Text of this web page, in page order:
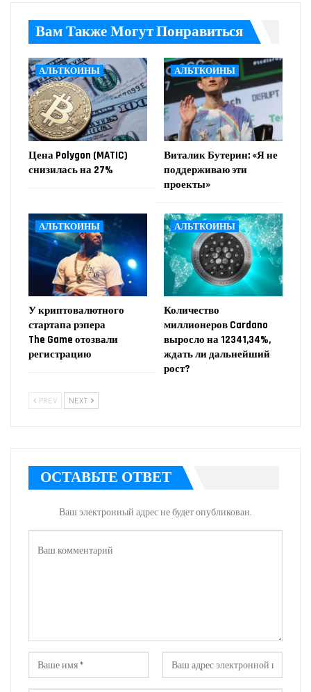
Вам Также Могут Понравиться
АЛЬТКОИНЫ
Цена Polygon (MATIC)
снизилась на 27%
АЛЬТКОИНЫ
Виталик Бутерин: «Я не
поддерживаю эти
проекты»
АЛЬТКОИНЫ
У криптовалютного
стартапа рэпера
The Game отозвали
регистрацию
АЛЬТКОИНЫ
Количество
миллионеров Cardano
выросло на 12341,34%,
ждать ли дальнейший
рост?
PREV NEXT
ОСТАВЬТЕ ОТВЕТ
Ваш электронный адрес не будет опубликован.